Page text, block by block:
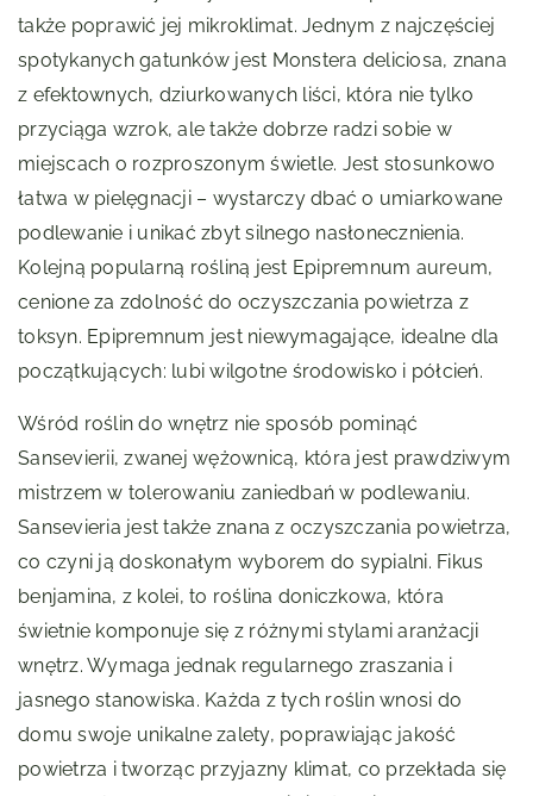
także poprawić jej mikroklimat. Jednym z najczęściej
spotykanych gatunków jest Monstera deliciosa, znana
z efektownych, dziurkowanych liści, która nie tylko
przyciąga wzrok, ale także dobrze radzi sobie w
miejscach o rozproszonym świetle. Jest stosunkowo
łatwa w pielęgnacji – wystarczy dbać o umiarkowane
podlewanie i unikać zbyt silnego nasłonecznienia.
Kolejną popularną rośliną jest Epipremnum aureum,
cenione za zdolność do oczyszczania powietrza z
toksyn. Epipremnum jest niewymagające, idealne dla
początkujących: lubi wilgotne środowisko i półcień.
Wśród roślin do wnętrz nie sposób pominąć
Sansevierii, zwanej wężownicą, która jest prawdziwym
mistrzem w tolerowaniu zaniedbań w podlewaniu.
Sansevieria jest także znana z oczyszczania powietrza,
co czyni ją doskonałym wyborem do sypialni. Fikus
benjamina, z kolei, to roślina doniczkowa, która
świetnie komponuje się z różnymi stylami aranżacji
wnętrz. Wymaga jednak regularnego zraszania i
jasnego stanowiska. Każda z tych roślin wnosi do
domu swoje unikalne zalety, poprawiając jakość
powietrza i tworząc przyjazny klimat, co przekłada się